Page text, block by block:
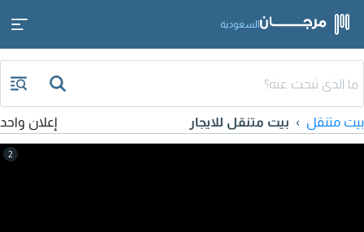
السعودية
بيت متنقل بيت متنقل للايجار إعلان واحد
2